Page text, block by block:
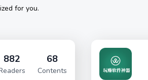
for you.
882 68
Contents